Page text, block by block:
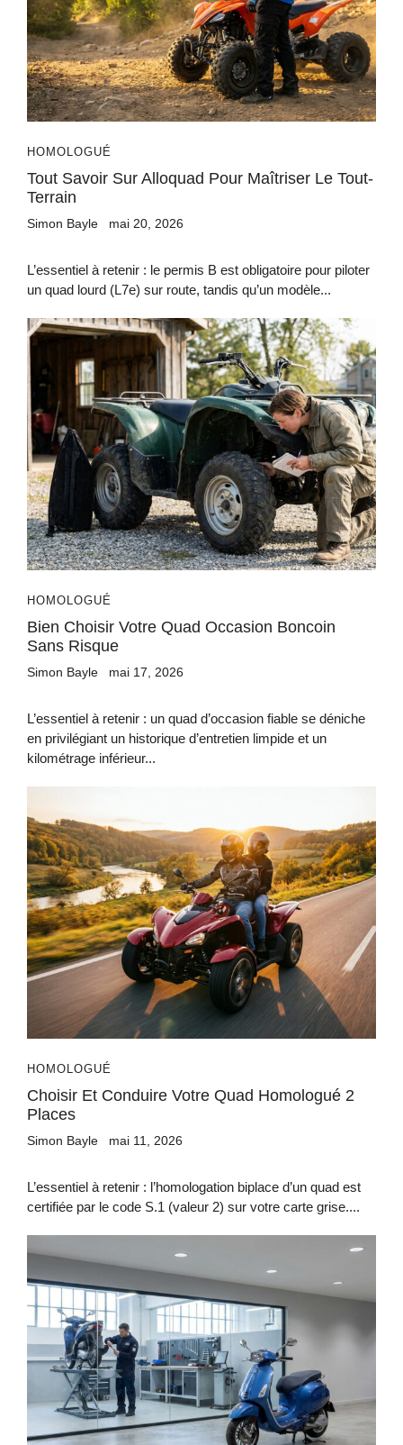
HOMOLOGUÉ
Tout Savoir Sur Alloquad Pour Maîtriser Le Tout-
Terrain
Simon Bayle mai 20, 2026
L’essentiel à retenir : le permis B est obligatoire pour piloter
un quad lourd (L7e) sur route, tandis qu’un modèle...
HOMOLOGUÉ
Bien Choisir Votre Quad Occasion Boncoin
Sans Risque
Simon Bayle mai 17, 2026
L’essentiel à retenir : un quad d’occasion fiable se déniche
en privilégiant un historique d’entretien limpide et un
kilométrage inférieur...
HOMOLOGUÉ
Choisir Et Conduire Votre Quad Homologué 2
Places
Simon Bayle mai 11, 2026
L’essentiel à retenir : l’homologation biplace d’un quad est
certifiée par le code S.1 (valeur 2) sur votre carte grise....